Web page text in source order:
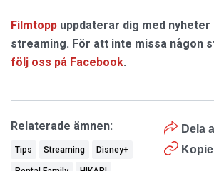
Filmtopp uppdaterar dig med nyheter
streaming. För att inte missa någon
följ oss på Facebook.
Dela
Relaterade ämnen:
Tips Streaming Disney+